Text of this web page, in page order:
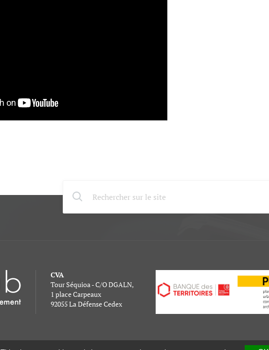
CVA
Tour Séquioa - C/O DGALN,
1 place Carpeaux
92055 La Défense Cedex